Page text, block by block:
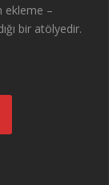
ekleme –
bir atölyedir.